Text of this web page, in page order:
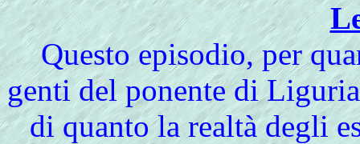
Questo episodio, per
genti del ponente di
di quanto la realtà degli